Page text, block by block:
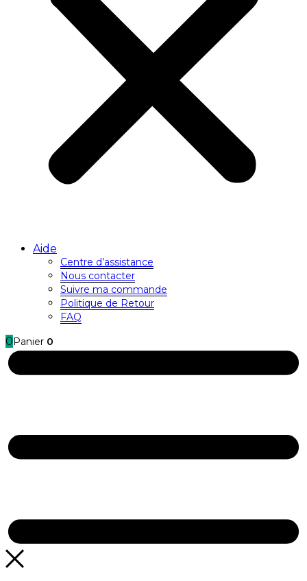
Aide
Centre d’assistance
Nous contacter
Suivre ma commande
Politique de Retour
FAQ
0 Panier 0